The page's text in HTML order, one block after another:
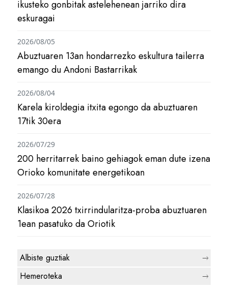
ikusteko gonbitak astelehenean jarriko dira
eskuragai
Abuztuaren 13an hondarrezko eskultura tailerra
emango du Andoni Bastarrikak
2026/08/05
Karela kiroldegia itxita egongo da abuztuaren
17tik 30era
2026/08/04
200 herritarrek baino gehiagok eman dute izena
Orioko komunitate energetikoan
2026/07/29
Klasikoa 2026 txirrindularitza-proba abuztuaren
1ean pasatuko da Oriotik
2026/07/28
Albiste guztiak
Hemeroteka